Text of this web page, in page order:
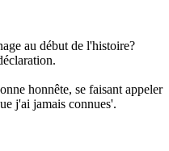
au début de l'histoire?
honnête, se faisant appeler
j'ai jamais connues'.